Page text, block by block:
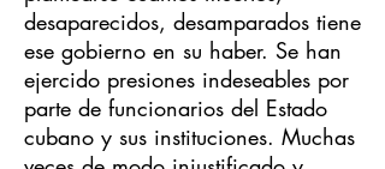
desaparecidos, desamparados tiene
ese gobierno en su haber. Se han
ejercido presiones indeseables por
parte de funcionarios del Estado
cubano y sus instituciones. Muchas